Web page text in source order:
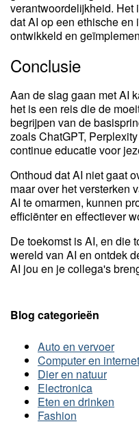
verantwoordelijkheid. Het
dat AI op een ethische
ontwikkeld en
Conclusie
Aan de slag gaan met AI
het is een reis die de
begrijpen van de
zoals ChatGPT,
continue educatie voor
Onthoud dat AI niet gaat
maar over het versterken
AI te omarmen, kunnen
efficiënter en effectiever
De toekomst is AI, en die
wereld van AI en ontdek
AI jou en je collega's
Blog categorieën
Auto en vervoer
Computer en internet
Dier en natuur
Electronica
Eten en drinken
Fashion